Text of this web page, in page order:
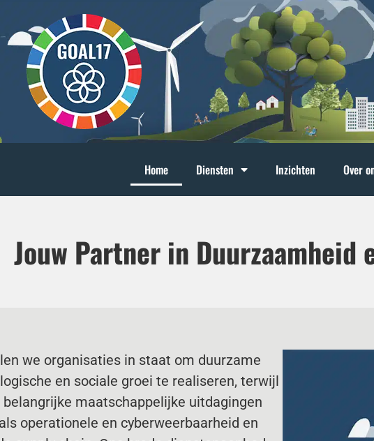
Home Diensten Inzichten Over
Jouw Partner in Duurzaamheid
we organisaties in staat om duurzame
en sociale groei te realiseren, terwijl
maatschappelijke uitdagingen
operationele en cyberweerbaarheid en